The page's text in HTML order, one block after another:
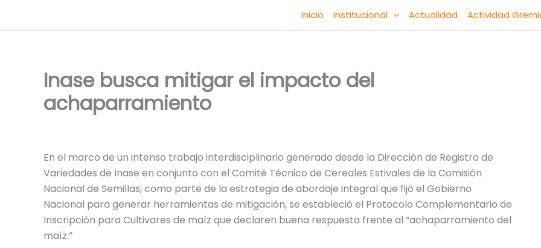
Inicio Institucional Actualidad Actividad
Inase busca mitigar el impacto del
achaparramiento
En el marco de un intenso trabajo interdisciplinario generado desde la Dirección de Registro de
Variedades de Inase en conjunto con el Comité Técnico de Cereales Estivales de la Comisión
Nacional de Semillas, como parte de la estrategia de abordaje integral que fijó el Gobierno
Nacional para generar herramientas de mitigación, se estableció el Protocolo Complementario de
Inscripción para Cultivares de maíz que declaren buena respuesta frente al “achaparramiento del
maíz.”